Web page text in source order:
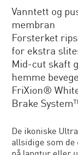
Vanntett og
membran
Forsterket
for ekstra
Mid-cut skaft
hemme
FriXion®
Brake
De ikoniske
allsidige som de